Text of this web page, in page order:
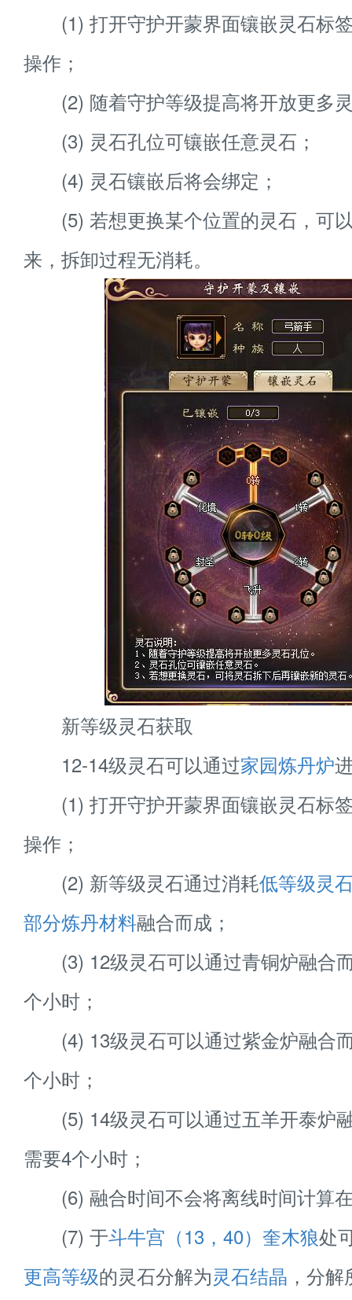
(1) 打开守护开蒙界面镶嵌灵石标
操作；
(2) 随着守护等级提高将开放更多
(3) 灵石孔位可镶嵌任意灵石；
(4) 灵石镶嵌后将会绑定；
(5) 若想更换某个位置的灵石，可
来，拆卸过程无消耗。
新等级灵石获取
12-14级灵石可以通过家园炼丹炉
(1) 打开守护开蒙界面镶嵌灵石标
操作；
(2) 新等级灵石通过消耗低等级灵
部分炼丹材料融合而成；
(3) 12级灵石可以通过青铜炉融合
个小时；
(4) 13级灵石可以通过紫金炉融合
个小时；
(5) 14级灵石可以通过五羊开泰炉
需要4个小时；
(6) 融合时间不会将离线时间计算
(7) 于斗牛宫（13，40）奎木狼处
更高等级的灵石分解为灵石结晶 ，分